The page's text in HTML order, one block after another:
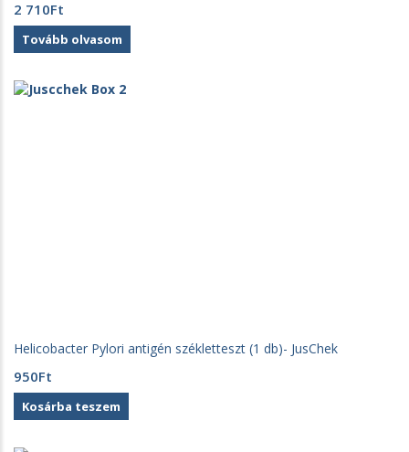
2 710Ft
Tovább olvasom
Helicobacter Pylori antigén székletteszt (1 db)- JusChek
950Ft
Kosárba teszem